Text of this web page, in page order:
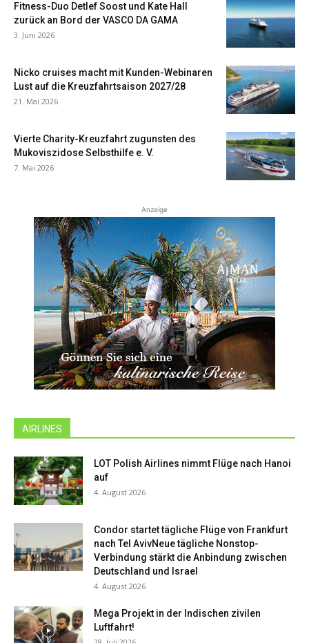
Fitness-Duo Detlef Soost und Kate Hall
zurück an Bord der VASCO DA GAMA
3. Juni 2026
Nicko cruises macht mit Kunden-Webinaren
Lust auf die Kreuzfahrtsaison 2027/28
21. Mai 2026
Vierte Charity-Kreuzfahrt zugunsten des
Mukoviszidose Selbsthilfe e. V.
7. Mai 2026
Anzeige
AIRLINES
LOT Polish Airlines nimmt Flüge nach Hanoi
auf
4. August 2026
Condor startet tägliche Flüge von Frankfurt
nach Tel AvivNeue tägliche Nonstop-
Verbindung stärkt die Anbindung zwischen
Deutschland und Israel
4. August 2026
Mega Projekt in der Indischen zivilen
Luftfahrt!